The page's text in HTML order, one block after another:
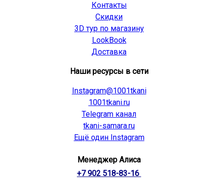
Контакты
Скидки
3D тур по магазину
LookBook
Доставка
Наши ресурсы в сети
Instagram@1001tkani
1001tkani.ru
Telegram канал
tkani-samara.ru
Ещё один Instagram
Менеджер Алиса
+7 902 518-83-16